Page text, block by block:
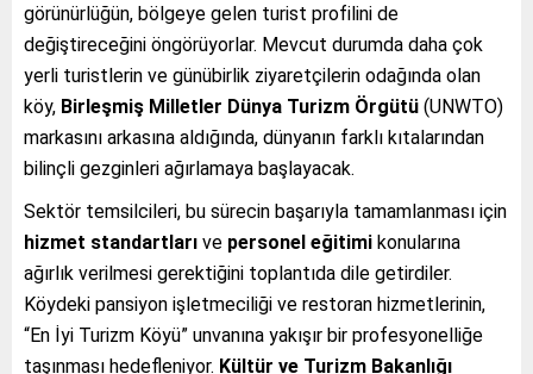
görünürlüğün, bölgeye gelen turist profilini de
değiştireceğini öngörüyorlar. Mevcut durumda daha çok
yerli turistlerin ve günübirlik ziyaretçilerin odağında olan
köy, Birleşmiş Milletler Dünya Turizm Örgütü (UNWTO)
markasını arkasına aldığında, dünyanın farklı kıtalarından
bilinçli gezginleri ağırlamaya başlayacak.
Sektör temsilcileri, bu sürecin başarıyla tamamlanması için
hizmet standartları ve personel eğitimi konularına
ağırlık verilmesi gerektiğini toplantıda dile getirdiler.
Köydeki pansiyon işletmeciliği ve restoran hizmetlerinin,
“En İyi Turizm Köyü” unvanına yakışır bir profesyonelliğe
taşınması hedefleniyor. Kültür ve Turizm Bakanlığı